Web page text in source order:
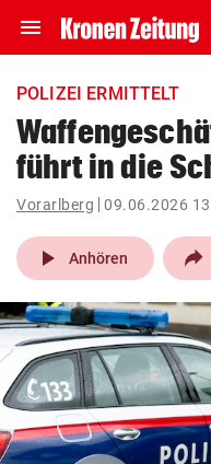
menu Navigation
ein-/ausklappen
account_circle Anmelden
pin_drop
Wien
bookmark
search
Suchbegriff
eingeben
POLIZEI ERMITTELT
führt in die
Vorarlberg 09.06.2026
play_arrow Anhören